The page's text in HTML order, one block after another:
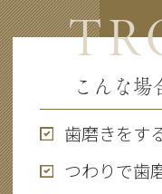
こんな場
歯磨きをす
つわりで歯